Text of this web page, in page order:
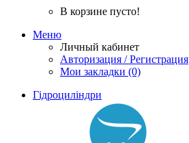
В корзине пусто!
Меню
Личный кабинет
Авторизация / Регистрация
Мои закладки (0)
Гідроциліндри